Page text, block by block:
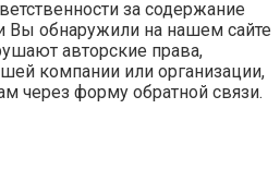
за содержание
Вы обнаружили на нашем сайте
авторские права,
компании или организации,
через форму обратной связи.